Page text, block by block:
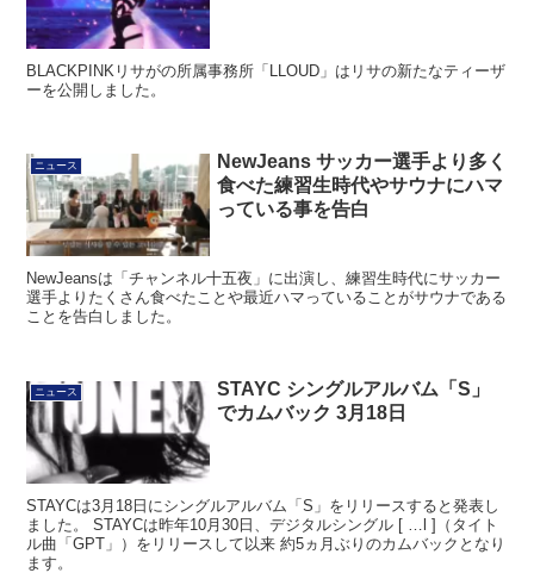
BLACKPINKリサがの所属事務所「LLOUD」はリサの新たなティーザ
ーを公開しました。
ニュース
NewJeans サッカー選手より多く
食べた練習生時代やサウナにハマ
っている事を告白
NewJeansは「チャンネル十五夜」に出演し、練習生時代にサッカー
選手よりたくさん食べたことや最近ハマっていることがサウナである
ことを告白しました。
ニュース
STAYC シングルアルバム「S」
でカムバック 3月18日
STAYCは3月18日にシングルアルバム「S」をリリースすると発表し
ました。 STAYCは昨年10月30日、デジタルシングル [ …l ]（タイト
ル曲「GPT」）をリリースして以来 約5ヵ月ぶりのカムバックとなり
ます。